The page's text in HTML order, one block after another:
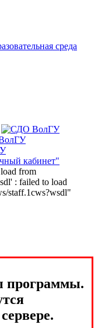
среда
кабинет"
from
: failed to load
staff.1cws?wsdl"
программы.